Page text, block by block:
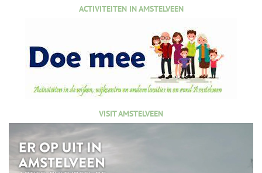
ACTIVITEITEN IN AMSTELVEEN
VISIT AMSTELVEEN